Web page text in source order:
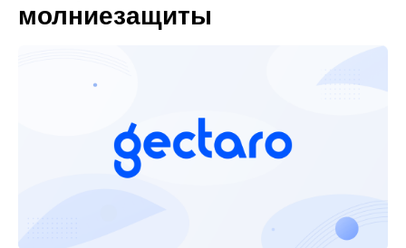
молниезащиты